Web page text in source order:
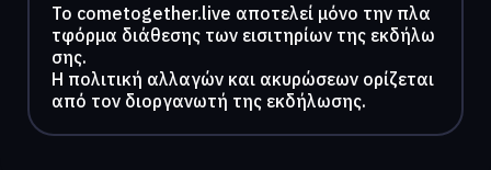
To cometogether.live αποτελεί μόνο την πλα
τφόρμα διάθεσης των εισιτηρίων της εκδήλω
σης.
Η πολιτική αλλαγών και ακυρώσεων ορίζεται
από τον διοργανωτή της εκδήλωσης.